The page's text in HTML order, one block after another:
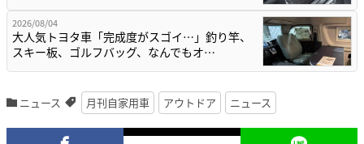
2026/08/04
大人気トヨタ車「完成度がスゴイ…」釣り竿、
スキー板、ゴルフバッグ、なんでもオ…
ニュース 月刊自家用車 アウトドア ニュース